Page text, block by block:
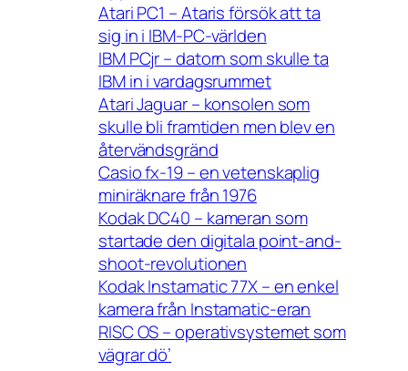
Atari PC1 – Ataris försök att ta
sig in i IBM-PC-världen
IBM PCjr – datorn som skulle ta
IBM in i vardagsrummet
Atari Jaguar – konsolen som
skulle bli framtiden men blev en
återvändsgränd
Casio fx-19 – en vetenskaplig
miniräknare från 1976
Kodak DC40 – kameran som
startade den digitala point-and-
shoot-revolutionen
Kodak Instamatic 77X – en enkel
kamera från Instamatic-eran
RISC OS – operativsystemet som
vägrar dö’